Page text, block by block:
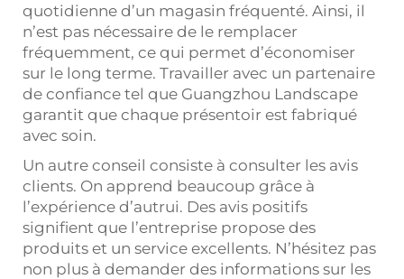
quotidienne d’un magasin fréquenté. Ainsi, il
n’est pas nécessaire de le remplacer
fréquemment, ce qui permet d’économiser
sur le long terme. Travailler avec un partenaire
de confiance tel que Guangzhou Landscape
garantit que chaque présentoir est fabriqué
avec soin.
Un autre conseil consiste à consulter les avis
clients. On apprend beaucoup grâce à
l’expérience d’autrui. Des avis positifs
signifient que l’entreprise propose des
produits et un service excellents. N’hésitez pas
non plus à demander des informations sur les